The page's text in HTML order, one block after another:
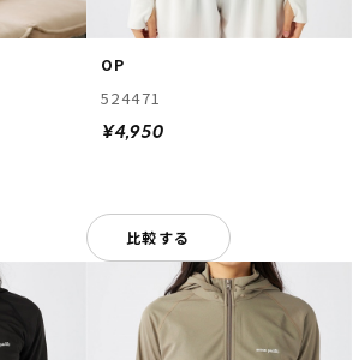
OP
524471
¥4,950
比較する